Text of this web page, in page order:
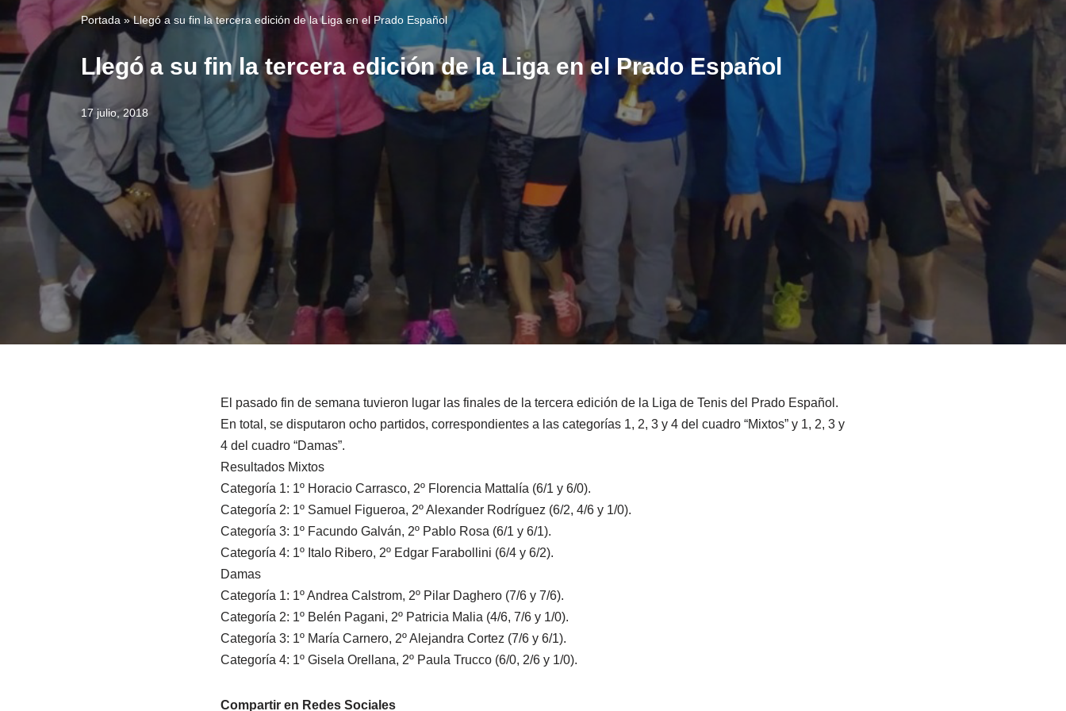
Portada »Llegó a su fin la tercera edición de la Liga en el Prado Español
Llegó a su fin la tercera edición de la Liga en el Prado Español
17 julio, 2018
El pasado fin de semana tuvieron lugar las finales de la tercera edición de la Liga de Tenis del Prado Español.
En total, se disputaron ocho partidos, correspondientes a las categorías 1, 2, 3 y 4 del cuadro “Mixtos” y 1, 2, 3 y
4 del cuadro “Damas”.
Resultados Mixtos
Categoría 1: 1º Horacio Carrasco, 2º Florencia Mattalía (6/1 y 6/0).
Categoría 2: 1º Samuel Figueroa, 2º Alexander Rodríguez (6/2, 4/6 y 1/0).
Categoría 3: 1º Facundo Galván, 2º Pablo Rosa (6/1 y 6/1).
Categoría 4: 1º Italo Ribero, 2º Edgar Farabollini (6/4 y 6/2).
Damas
Categoría 1: 1º Andrea Calstrom, 2º Pilar Daghero (7/6 y 7/6).
Categoría 2: 1º Belén Pagani, 2º Patricia Malia (4/6, 7/6 y 1/0).
Categoría 3: 1º María Carnero, 2º Alejandra Cortez (7/6 y 6/1).
Categoría 4: 1º Gisela Orellana, 2º Paula Trucco (6/0, 2/6 y 1/0).
Compartir en Redes Sociales